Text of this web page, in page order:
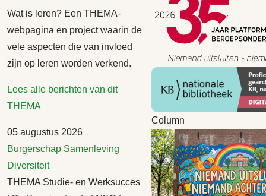
Wat is leren? Een THEMA-
webpagina en project waarin de
vele aspecten die van invloed
zijn op leren worden verkend.
Lees alle berichten van dit
THEMA
05 augustus 2026
Burgerschap Samenleving
Diversiteit
THEMA Studie- en Werksucces
Column